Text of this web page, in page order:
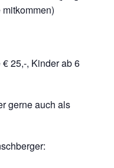
25,-, Kinder ab 6
gerne auch als